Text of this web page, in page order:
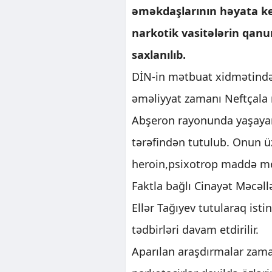
əməkdaşlarının həyata
narkotik vasitələrin
saxlanılıb.
DİN-in mətbuat
əməliyyat zamanı
Abşeron rayonunda
tərəfindən tutulub. Onun
heroin,psixotrop maddə
Faktla bağlı Cinayət
Ellər Tağıyev tutularaq
tədbirləri davam etdirilir.
Aparılan araşdırmalar